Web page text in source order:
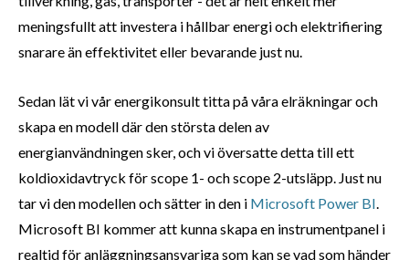
meningsfullt att investera i hållbar energi och elektrifiering
snarare än effektivitet eller bevarande just nu.
Sedan lät vi vår energikonsult titta på våra elräkningar och
skapa en modell där den största delen av
energianvändningen sker, och vi översatte detta till ett
koldioxidavtryck för scope 1- och scope 2-utsläpp. Just nu
tar vi den modellen och sätter in den i Microsoft Power BI
Microsoft BI kommer att kunna skapa en instrumentpanel i
realtid för anläggningsansvariga som kan se vad som händer